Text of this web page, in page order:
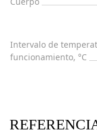
Intervalo de
funcionamiento, °C